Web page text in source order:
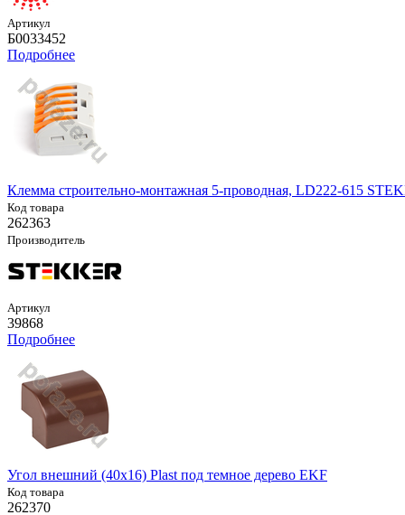
Артикул
Б0033452
Подробнее
Клемма строительно-монтажная 5-проводная, LD222-615
Код товара
262363
Производитель
Артикул
39868
Подробнее
Угол внешний (40х16) Plast под темное дерево EKF
Код товара
262370